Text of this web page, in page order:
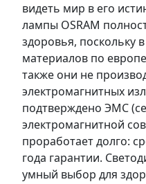
видеть мир в его
лампы OSRAM
здоровья, поскольку
материалов по
также они не
электромагнитных
подтверждено ЭМС
электромагнитной
проработает долго:
года гарантии.
умный выбор для